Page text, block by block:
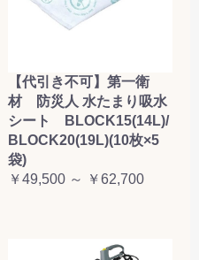
【代引き不可】第一衛
材 防災人 水たまり吸水
シート BLOCK15(14L)/
BLOCK20(19L)(10枚×5
袋)
￥49,500 ～ ￥62,700